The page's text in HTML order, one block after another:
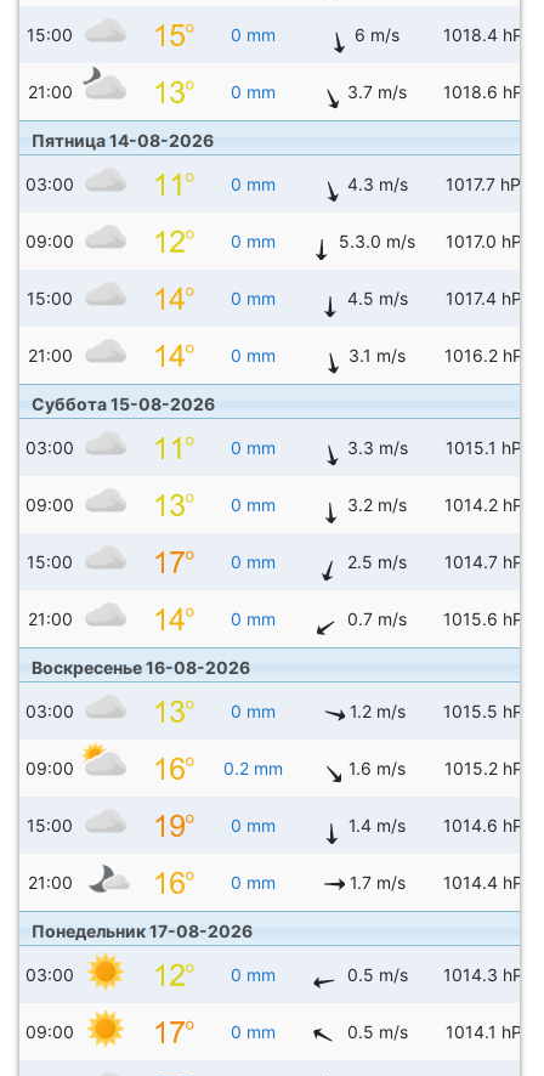
15:00 0 mm 6 m/s 1018.4 hPa
21:00 0 mm 3.7 m/s 1018.6 hPa
Пятница 14-08-2026
03:00 0 mm 4.3 m/s 1017.7 hPa
09:00 0 mm 5.3.0 m/s 1017.0 hPa
15:00 0 mm 4.5 m/s 1017.4 hPa
21:00 0 mm 3.1 m/s 1016.2 hPa
Суббота 15-08-2026
03:00 0 mm 3.3 m/s 1015.1 hPa
09:00 0 mm 3.2 m/s 1014.2 hPa
15:00 0 mm 2.5 m/s 1014.7 hPa
21:00 0 mm 0.7 m/s 1015.6 hPa
Воскресенье 16-08-2026
03:00 0 mm 1.2 m/s 1015.5 hPa
09:00 0.2 mm 1.6 m/s 1015.2 hPa
15:00 0 mm 1.4 m/s 1014.6 hPa
21:00 0 mm 1.7 m/s 1014.4 hPa
Понедельник 17-08-2026
03:00 0 mm 0.5 m/s 1014.3 hPa
09:00 0 mm 0.5 m/s 1014.1 hPa